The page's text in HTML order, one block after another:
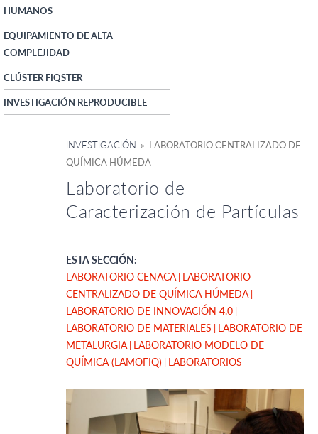
HUMANOS
EQUIPAMIENTO DE ALTA
COMPLEJIDAD
CLÚSTER FIQSTER
INVESTIGACIÓN REPRODUCIBLE
INVESTIGACIÓN » LABORATORIO CENTRALIZADO DE
QUÍMICA HÚMEDA
Laboratorio de
Caracterización de Partículas
ESTA SECCIÓN:
LABORATORIO CENACA LABORATORIO
CENTRALIZADO DE QUÍMICA HÚMEDA
LABORATORIO DE INNOVACIÓN 4.0
LABORATORIO DE MATERIALES
LABORATORIO DE
METALURGIA LABORATORIO MODELO DE
QUÍMICA (LAMOFIQ)
LABORATORIOS